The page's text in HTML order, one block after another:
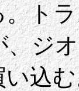
ト
ジ
込